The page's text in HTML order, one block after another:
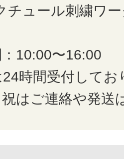
チュール刺繍ワ
：10:00〜16:00
24時間受付してお
祝はご連絡や発送